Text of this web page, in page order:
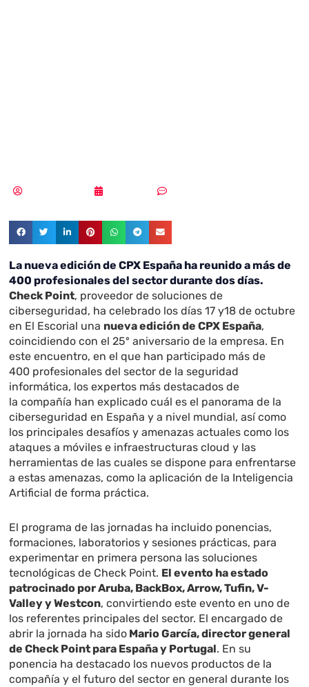
La nueva edición de CPX España ha reunido a más de
400 profesionales del sector durante dos días.
Check Point, proveedor de soluciones de
ciberseguridad, ha celebrado los días 17 y18 de octubre
en El Escorial una nueva edición de CPX España,
coincidiendo con el 25º aniversario de la empresa. En
este encuentro, en el que han participado más de
400 profesionales del sector de la seguridad
informática, los expertos más destacados de
la compañía han explicado cuál es el panorama de la
ciberseguridad en España y a nivel mundial, así como
los principales desafíos y amenazas actuales como los
ataques a móviles e infraestructuras cloud y las
herramientas de las cuales se dispone para enfrentarse
a estas amenazas, como la aplicación de la Inteligencia
Artificial de forma práctica.
El programa de las jornadas ha incluido ponencias,
formaciones, laboratorios y sesiones prácticas, para
experimentar en primera persona las soluciones
tecnológicas de Check Point. El evento ha estado
patrocinado por Aruba, BackBox, Arrow, Tufin, V-
Valley y Westcon, convirtiendo este evento en uno de
los referentes principales del sector. El encargado de
abrir la jornada ha sido Mario García, director general
de Check Point para España y Portugal. En su
ponencia ha destacado los nuevos productos de la
compañía y el futuro del sector en general durante los